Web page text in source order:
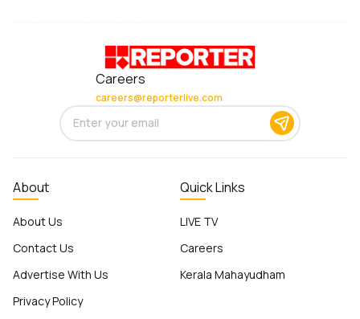
Careers
careers@reporterlive.com
About
About Us
Contact Us
Advertise With Us
Privacy Policy
Quick Links
LIVE TV
Careers
Kerala Mahayudham